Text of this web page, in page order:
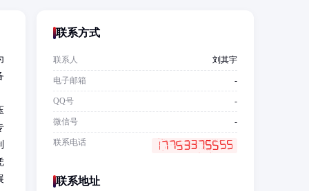
联系方式
联系人 刘其宇
电子邮箱 -
QQ号 -
微信号 -
联系电话
联系地址